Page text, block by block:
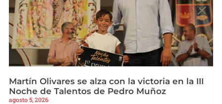
Martín Olivares se alza con la victoria en la III
Noche de Talentos de Pedro Muñoz
agosto 5, 2026